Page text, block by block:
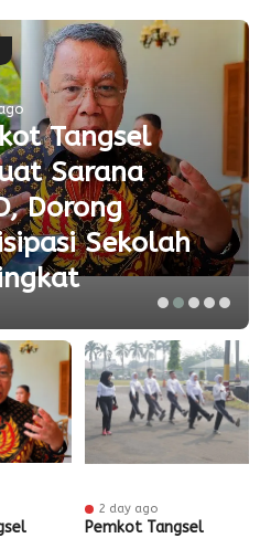
Tangsel
Sarana
Dorong
Sekolah
2 day ago
Pemkot Tangsel